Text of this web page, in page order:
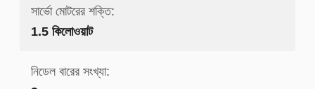
সার্ভো মোটরের শক্তি:
1.5 কিলোওয়াট
নিডেল বারের সংখ্যা: